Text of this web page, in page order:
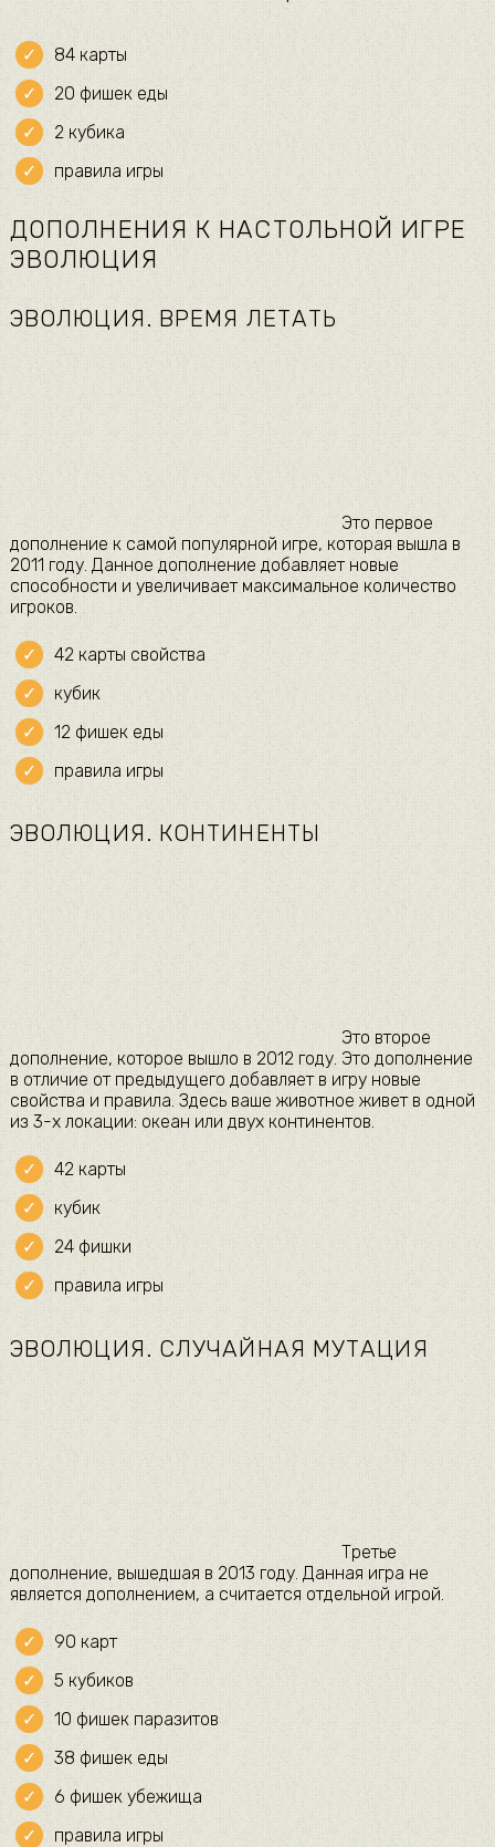
84 карты
20 фишек еды
2 кубика
правила игры
ДОПОЛНЕНИЯ К НАСТОЛЬНОЙ ИГРЕ
ЭВОЛЮЦИЯ
ЭВОЛЮЦИЯ. ВРЕМЯ ЛЕТАТЬ
Это первое
дополнение к самой популярной игре, которая вышла в
2011 году. Данное дополнение добавляет новые
способности и увеличивает максимальное количество
игроков.
42 карты свойства
кубик
12 фишек еды
правила игры
ЭВОЛЮЦИЯ. КОНТИНЕНТЫ
Это второе
дополнение, которое вышло в 2012 году. Это дополнение
в отличие от предыдущего добавляет в игру новые
свойства и правила. Здесь ваше животное живет в одной
из 3-х локации: океан или двух континентов.
42 карты
кубик
24 фишки
правила игры
ЭВОЛЮЦИЯ. СЛУЧАЙНАЯ МУТАЦИЯ
Третье
дополнение, вышедшая в 2013 году. Данная игра не
является дополнением, а считается отдельной игрой.
90 карт
5 кубиков
10 фишек паразитов
38 фишек еды
6 фишек убежища
правила игры